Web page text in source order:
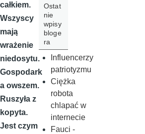
całkiem.
Wszyscy
mają
wrażenie
niedosytu.
Gospodark
a owszem.
Ruszyła z
kopyta.
Jest czym
Ostat
nie
wpisy
bloge
ra
Influencerzy
patriotyzmu
Ciężka
robota
chlapać w
internecie
Fauci -